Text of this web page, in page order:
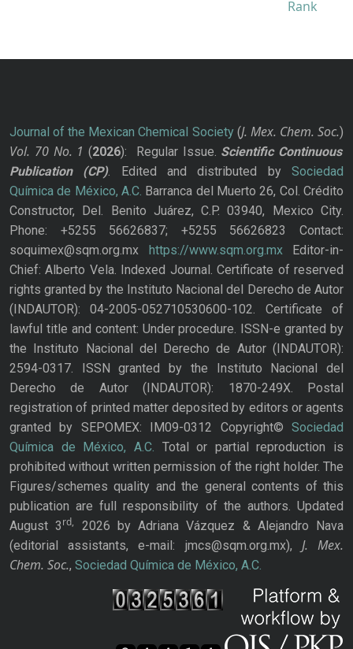
Journal of the Mexican Chemical Society(J. Mex. Chem. Soc.)
Vol. 70 No. 1 (2026): Regular Issue. Scientific Continuous
Publication
(CP). Edited and distributed bySociedad
Química de México, A.C. Barranca del Muerto 26, Col. Crédito
Constructor, Del. Benito Juárez, C.P. 03940, Mexico City.
Phone: +5255 56626837; +5255 56626823 Contact:
soquimex@sqm.org.mx https://www.sqm.org.mxEditor-in-
Chief: Alberto Vela. Indexed Journal. Certificate of reserved
rights granted by the Instituto Nacional del Derecho de Autor
(INDAUTOR): 04-2005-052710530600-102. Certificate of
lawful title and content: Under procedure. ISSN-e granted by
the Instituto Nacional del Derecho de Autor (INDAUTOR):
2594-0317. ISSN granted by the Instituto Nacional del
Derecho de Autor (INDAUTOR): 1870-249X. Postal
registration of printed matter deposited by editors or agents
granted by SEPOMEX: IM09-0312 Copyright© Sociedad
Química de México, A.C. Total or partial reproduction is
prohibited without written permission of the right holder. The
Figures/schemes quality and the general contents of this
publication are full responsibility of the authors. Updated
August 3rd,
2026 by Adriana Vázquez & Alejandro Nava
(editorial assistants, e-mail: jmcs@sqm.org.mx), J. Mex.
Chem. Soc., Sociedad Química de México, A.C.